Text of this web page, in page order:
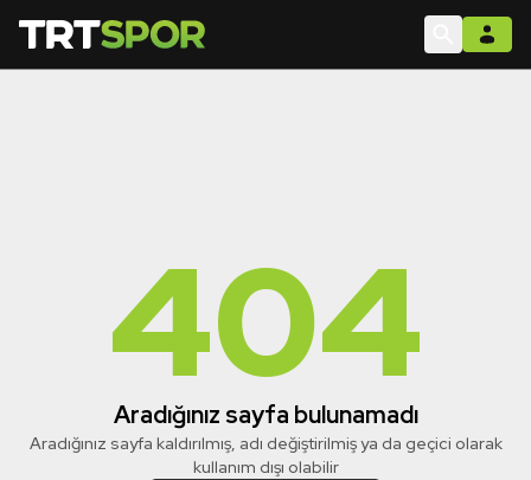
404
Aradığınız sayfa bulunamadı
Aradığınız sayfa kaldırılmış, adı değiştirilmiş ya da geçici olarak
kullanım dışı olabilir